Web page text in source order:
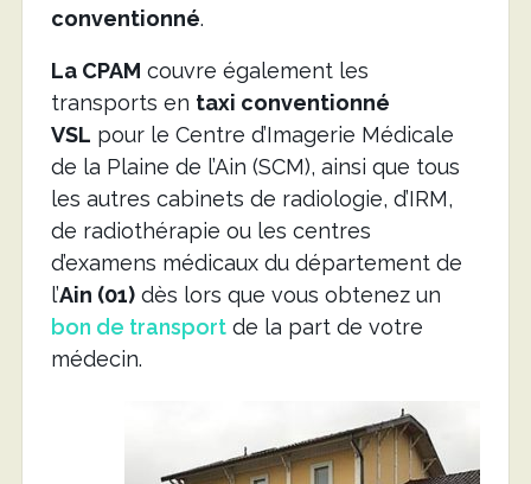
conventionné.
La CPAM couvre également les
transports en taxi conventionné
VSL pour le Centre d’Imagerie Médicale
de la Plaine de l’Ain (SCM), ainsi que tous
les autres cabinets de radiologie, d’IRM,
de radiothérapie ou les centres
d’examens médicaux du département de
l’Ain (01)dès lors que vous obtenez un
bon de transportde la part de votre
médecin.